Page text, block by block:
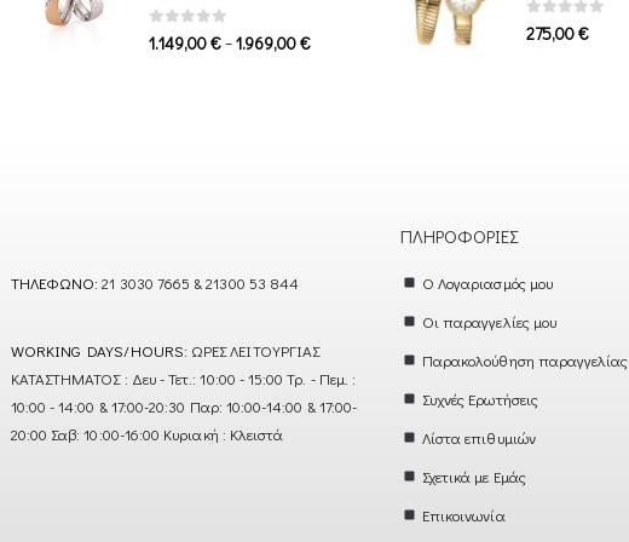
0 out of 5
1.149,00€ – 1.969,00€Price
0out of 5
275,00€
ΤΗΛΈΦΩΝΟ: 21 3030 7665 & 21300 53 844
WORKING DAYS/HOURS: ΩΡΕΣ ΛΕΙΤΟΥΡΓΙΑΣ
ΚΑΤΑΣΤΗΜΑΤΟΣ : Δευ - Τετ.: 10:00 - 15:00 Τρ. - Πεμ. :
10:00 - 14:00 & 17:00-20:30 Παρ: 10:00-14:00 & 17:00-
20:00 Σαβ: 10:00-16:00 Κυριακή : Κλειστά
ΠΛΗΡΟΦΟΡΊΕΣ
Ο Λογαριασμός μου
Οι παραγγελίες μου
Παρακολούθηση παραγγελίας
Συχνές Ερωτήσεις
Λίστα επιθυμιών
Σχετικά με Εμάς
Επικοινωνία